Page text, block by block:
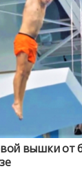
вышки от